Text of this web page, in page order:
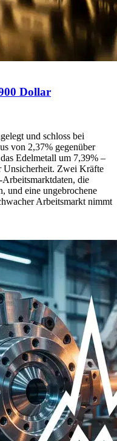
Dollar
und schloss bei
von 2,37% gegenüber
Edelmetall um 7,39% –
Unsicherheit. Zwei Kräfte
die
und eine ungebrochene
Arbeitsmarkt nimmt